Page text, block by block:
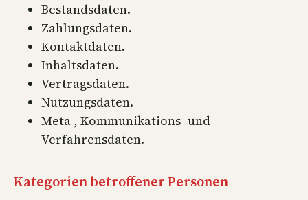
Bestandsdaten.
Zahlungsdaten.
Kontaktdaten.
Inhaltsdaten.
Vertragsdaten.
Nutzungsdaten.
Meta-, Kommunikations- und
Verfahrensdaten.
Kategorien betroffener Personen